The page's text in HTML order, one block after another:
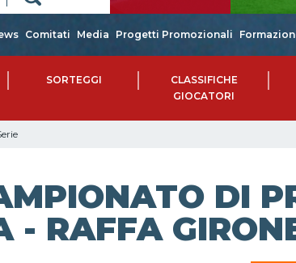
Comitati Media Progetti Promozionali
SORTEGGI
CLASSIFICHE
GIOCATORI
DI
- RAFFA